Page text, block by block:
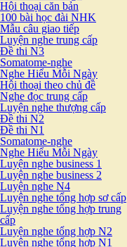
Hội thoại căn bản
100 bài học đài NHK
Mẫu câu giao tiếp
Luyện nghe trung cấp
Đề thi N3
Somatome-nghe
Nghe Hiểu Mỗi Ngày
Hội thoại theo chủ đề
Nghe đọc trung cấp
Luyện nghe thượng cấp
Đề thi N2
Đề thi N1
Somatome-nghe
Nghe Hiểu Mỗi Ngày
Luyện nghe business 1
Luyện nghe business 2
Luyện nghe N4
Luyện nghe tổng hợp sơ cấp
Luyện nghe tổng hợp trung
cấp
Luyện nghe tổng hợp N2
Luyện nghe tổng hợp N1